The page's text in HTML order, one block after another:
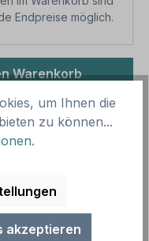
Endpreise möglich.
Warenkorb
wenn Sie sich
Schild ist in
um Ihnen die
zu können...
.
akzeptieren